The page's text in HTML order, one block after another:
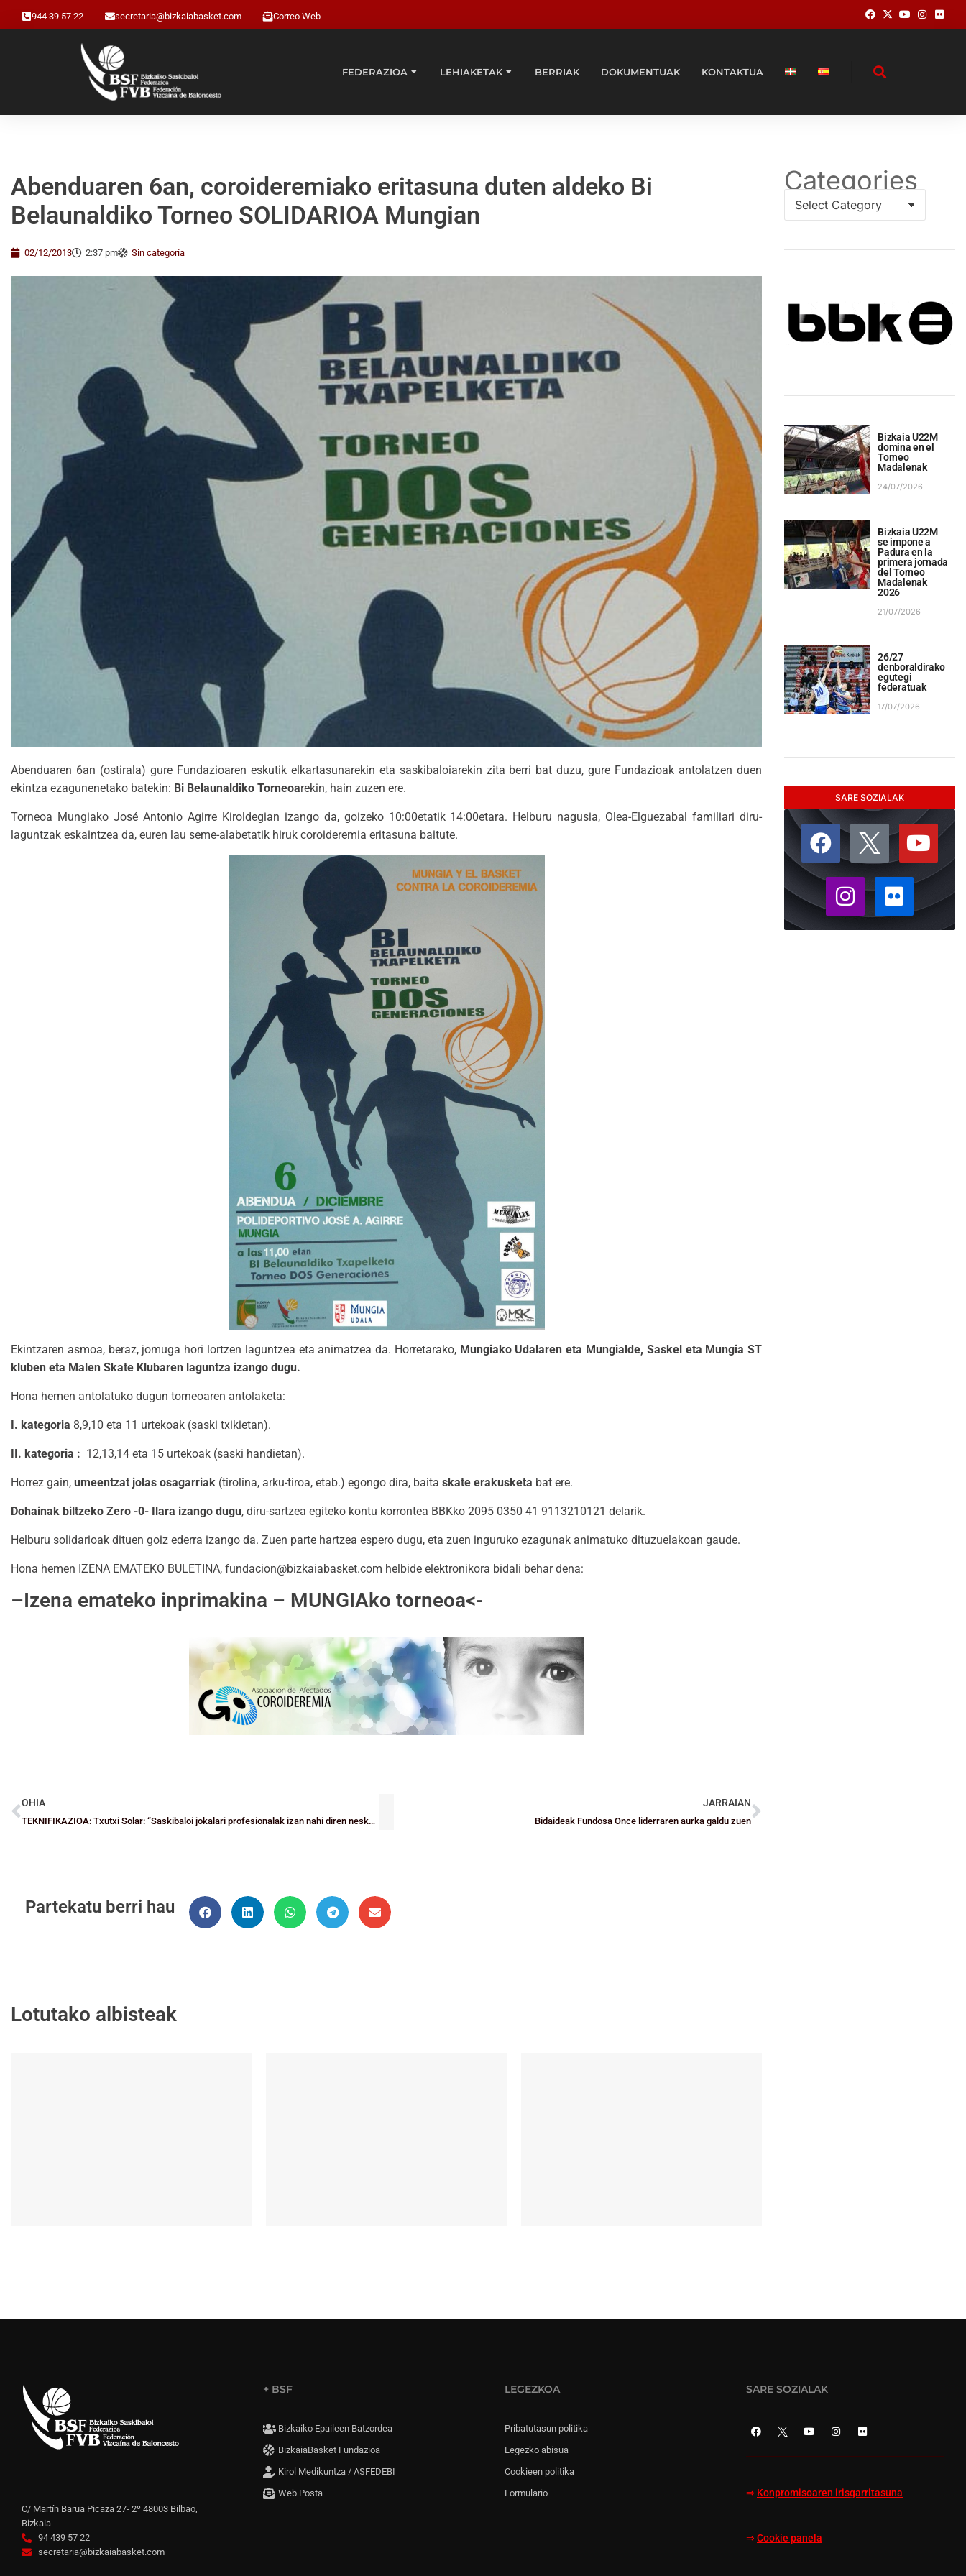
944 39 57 22 secretaria@bizkaiabasket.com Correo Web
FEDERAZIOA LEHIAKETAK BERRIAK DOKUMENTUAK KONTAKTUA
Abenduaren 6an, coroideremiako eritasuna duten aldeko Bi
Belaunaldiko Torneo SOLIDARIOA Mungian
02/12/2013 2:37 pm Sin categoría
Abenduaren 6an (ostirala) gure Fundazioaren eskutik elkartasunarekin eta saskibaloiarekin zita berri bat duzu, gure Fundazioak antolatzen duen
ekintza ezagunenetako batekin: Bi Belaunaldiko Torneoarekin, hain zuzen ere.
Torneoa Mungiako José Antonio Agirre Kiroldegian izango da, goizeko 10:00etatik 14:00etara. Helburu nagusia, Olea-Elguezabal familiari diru-
laguntzak eskaintzea da, euren lau seme-alabetatik hiruk coroideremia eritasuna baitute.
Ekintzaren asmoa, beraz, jomuga hori lortzen laguntzea eta animatzea da. Horretarako, Mungiako Udalaren eta Mungialde, Saskel eta Mungia ST
kluben eta Malen Skate Klubaren laguntza izango dugu.
Hona hemen antolatuko dugun torneoaren antolaketa:
I. kategoria 8,9,10 eta 11 urtekoak (saski txikietan).
II. kategoria : 12,13,14 eta 15 urtekoak (saski handietan).
Horrez gain, umeentzat jolas osagarriak (tirolina, arku-tiroa, etab.) egongo dira, baita skate erakusketa bat ere.
Dohainak biltzeko Zero -0- Ilara izango dugu, diru-sartzea egiteko kontu korrontea BBKko 2095 0350 41 9113210121 delarik.
Helburu solidarioak dituen goiz ederra izango da. Zuen parte hartzea espero dugu, eta zuen inguruko ezagunak animatuko dituzuelakoan gaude.
Hona hemen IZENA EMATEKO BULETINA, fundacion@bizkaiabasket.com helbide elektronikora bidali behar dena:
–Izena emateko inprimakina – MUNGIAko torneoa<-
OHIA
TEKNIFIKAZIOA: Txutxi Solar: “Saskibaloi jokalari profesionalak izan nahi diren neska-mutilengan interesa piztu nahi dugu”
JARRAIAN
Bidaideak Fundosa Once liderraren aurka galdu zuen
Partekatu berri hau
Lotutako albisteak
Categories
Bizkaia U22M
domina en el
Torneo
Madalenak
24/07/2026
Bizkaia U22M
se impone a
Padura en la
primera jornada
del Torneo
Madalenak
2026
21/07/2026
26/27
denboraldirako
egutegi
federatuak
17/07/2026
SARE SOZIALAK
C/ Martín Barua Picaza 27- 2º 48003 Bilbao,
Bizkaia
94 439 57 22
secretaria@bizkaiabasket.com
+ BSF
Bizkaiko Epaileen Batzordea
BizkaiaBasket Fundazioa
Kirol Medikuntza / ASFEDEBI
Web Posta
LEGEZKOA
Pribatutasun politika
Legezko abisua
Cookieen politika
Formulario
SARE SOZIALAK
⇒ Konpromisoaren irisgarritasuna
⇒ Cookie panela